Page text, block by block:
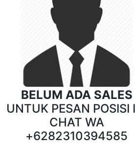
BELUM ADA SALES
UNTUK PESAN POSISI
CHAT WA
+6282310394585